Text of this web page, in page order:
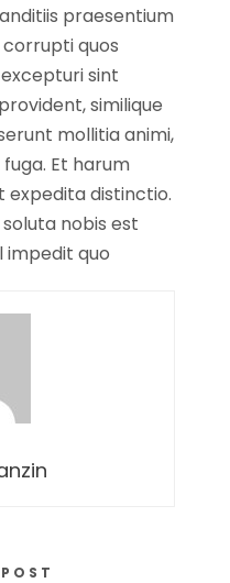
praesentium
quos
sint
similique
mollitia animi,
Et harum
expedita distinctio.
nobis est
impedit quo